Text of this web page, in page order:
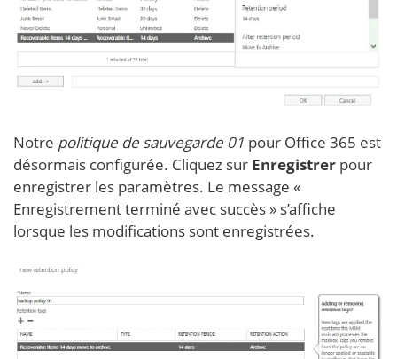
Notre politique de sauvegarde 01 pour Office 365 est
désormais configurée. Cliquez sur Enregistrer pour
enregistrer les paramètres. Le message «
Enregistrement terminé avec succès » s’affiche
lorsque les modifications sont enregistrées.